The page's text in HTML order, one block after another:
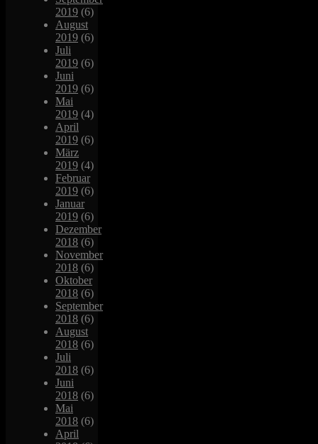
2019 (6)
August
2019 (6)
Juli
2019 (6)
Juni
2019 (6)
Mai
2019 (4)
April
2019 (6)
März
2019 (4)
Februar
2019 (6)
Januar
2019 (6)
Dezember
2018 (6)
November
2018 (6)
Oktober
2018 (6)
September
2018 (6)
August
2018 (6)
Juli
2018 (6)
Juni
2018 (6)
Mai
2018 (6)
April